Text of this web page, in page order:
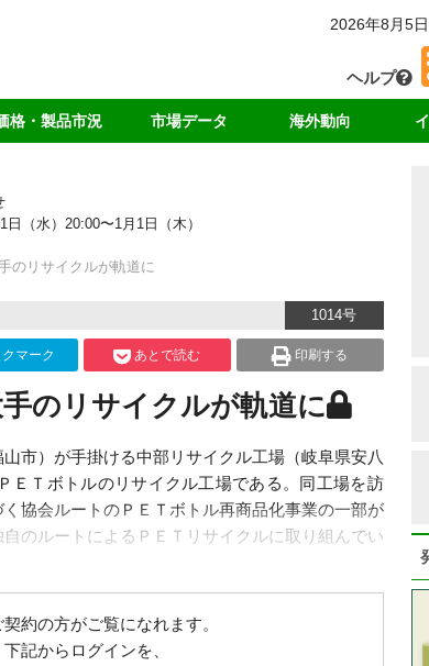
2026年8月5
ヘルプ
格・製品市況
価格
価格
市況
市場データ
中国の輸入量
各種統計データ
海外動向
（水）20:00〜1月1日（木）
のリサイクルが軌道に
1014号
マーク あとで読む 印刷する
のリサイクルが軌道に
市）が手掛ける中部リサイクル工場（岐阜県安八
ＥＴボトルのリサイクル工場である。同工場を訪
協会ルートのＰＥＴボトル再商品化事業の一部が
のルートによるＰＥＴリサイクルに取り組んでい
約の方がご覧になれます。
記からログインを、